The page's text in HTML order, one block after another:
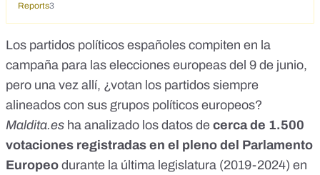
Reports3
Los partidos políticos españoles compiten en la
campaña para las elecciones europeas del 9 de junio,
pero una vez allí, ¿votan los partidos siempre
alineados con sus grupos políticos europeos?
Maldita.es ha analizado los datos de cerca de 1.500
votaciones registradas en el pleno del Parlamento
Europeo durante la última legislatura (2019-2024) en